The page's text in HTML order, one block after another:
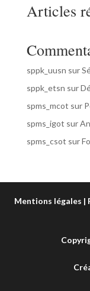
Articles
sppk_uusn sur
sppk_etsn sur
spms_mcot sur
spms_igot sur
spms_csot sur
Mentions légales |